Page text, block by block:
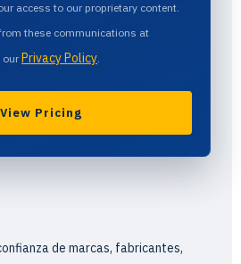
access to our proprietary content.
these communications at
our Privacy Policy.
de marcas, fabricantes,